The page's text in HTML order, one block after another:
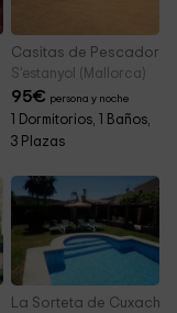
Casitas de
S'estanyol (Mallorca)
95€ persona y noche
1 Dormitorios, 1 Baños,
3 Plazas
La Sorteta de Cuxach